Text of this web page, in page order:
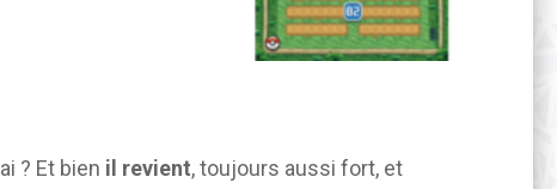
? Et bien il revient, toujours aussi fort, et